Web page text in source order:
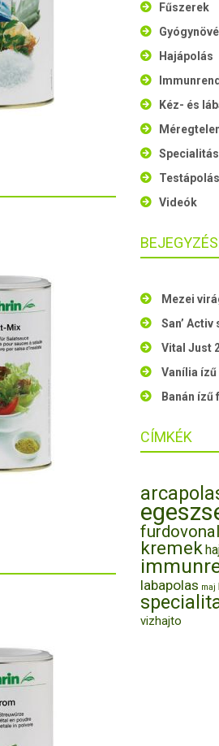
Fűszerek
Hajápolás
Kéz- és
Testápolás
Videók
Mezei
San’ Activ
Vital Just
Vanília
Banán
CÍMKÉK
furdovonal
kremek
labapolas maj
vizhajto